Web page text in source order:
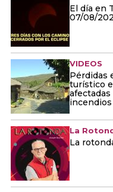
El día en
07/08/
VIDEOS
Pérdidas
turístico
incendios
La
La